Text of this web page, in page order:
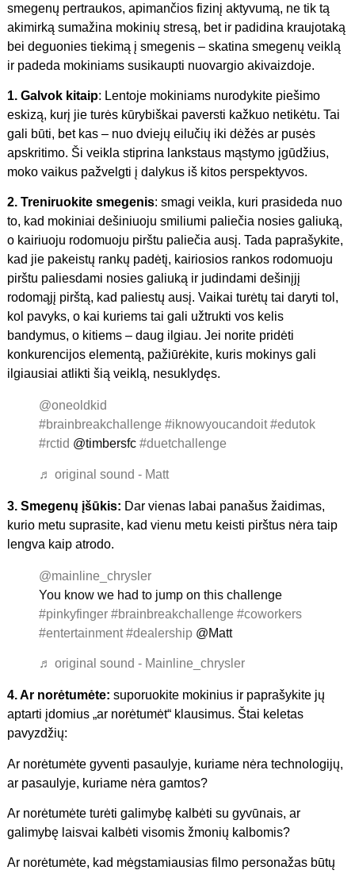
smegenų pertraukos, apimančios fizinį aktyvumą, ne tik tą
akimirką sumažina mokinių stresą, bet ir padidina kraujotaką
bei deguonies tiekimą į smegenis – skatina smegenų veiklą
ir padeda mokiniams susikaupti nuovargio akivaizdoje.
1. Galvok kitaip: Lentoje mokiniams nurodykite piešimo
eskizą, kurį jie turės kūrybiškai paversti kažkuo netikėtu. Tai
gali būti, bet kas – nuo dviejų eilučių iki dėžės ar pusės
apskritimo. Ši veikla stiprina lankstaus mąstymo įgūdžius,
moko vaikus pažvelgti į dalykus iš kitos perspektyvos.
2. Treniruokite smegenis: smagi veikla, kuri prasideda nuo
to, kad mokiniai dešiniuoju smiliumi paliečia nosies galiuką,
o kairiuoju rodomuoju pirštu paliečia ausį. Tada paprašykite,
kad jie pakeistų rankų padėtį, kairiosios rankos rodomuoju
pirštu paliesdami nosies galiuką ir judindami dešinįjį
rodomąjį pirštą, kad paliestų ausį. Vaikai turėtų tai daryti tol,
kol pavyks, o kai kuriems tai gali užtrukti vos kelis
bandymus, o kitiems – daug ilgiau. Jei norite pridėti
konkurencijos elementą, pažiūrėkite, kuris mokinys gali
ilgiausiai atlikti šią veiklą, nesuklydęs.
@oneoldkid
#brainbreakchallenge #iknowyoucandoit #edutok
#rctid @timbersfc #duetchallenge
♬ original sound - Matt
3. Smegenų įšūkis: Dar vienas labai panašus žaidimas,
kurio metu suprasite, kad vienu metu keisti pirštus nėra taip
lengva kaip atrodo.
@mainline_chrysler
You know we had to jump on this challenge
#pinkyfinger #brainbreakchallenge #coworkers
#entertainment #dealership @Matt
♬ original sound - Mainline_chrysler
4. Ar norėtumėte: suporuokite mokinius ir paprašykite jų
aptarti įdomius „ar norėtumėt“ klausimus. Štai keletas
pavyzdžių:
Ar norėtumėte gyventi pasaulyje, kuriame nėra technologijų,
ar pasaulyje, kuriame nėra gamtos?
Ar norėtumėte turėti galimybę kalbėti su gyvūnais, ar
galimybę laisvai kalbėti visomis žmonių kalbomis?
Ar norėtumėte, kad mėgstamiausias filmo personažas būtų